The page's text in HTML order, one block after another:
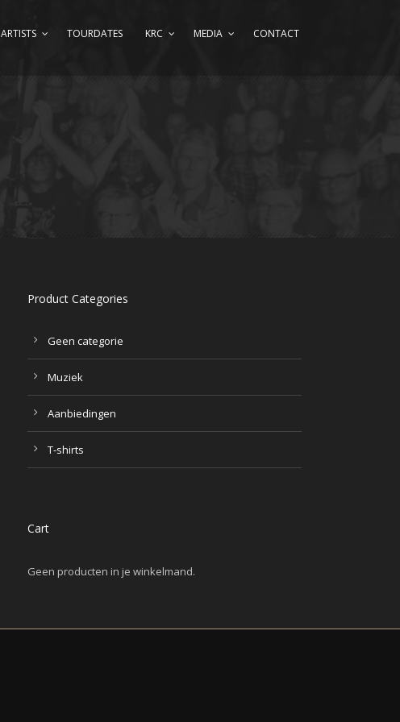
ARTISTS TOURDATES KRC MEDIA CONTACT
Product Categories
Geen categorie
Muziek
Aanbiedingen
T-shirts
Cart
Geen producten in je winkelmand.